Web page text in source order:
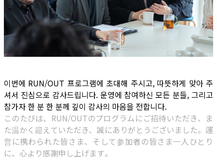
이번에 RUN/OUT 프로그램에 초대해 주시고, 따뜻하게 맞아 주
셔서 진심으로 감사드립니다. 운영에 참여하신 모든 분들, 그리고
참가자 한 분 한 분께 깊이 감사의 마음을 전합니다.
このたびは、RUN/OUTのプログラムにご招待いただき、ま
た温かく迎えていただき、誠にありがとうございました。運
営に携わられた皆さま、そして参加者の皆さま一人ひとり
に、心より感謝申し上げます。